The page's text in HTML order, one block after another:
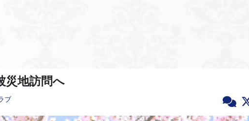
災地訪問へ
ブ